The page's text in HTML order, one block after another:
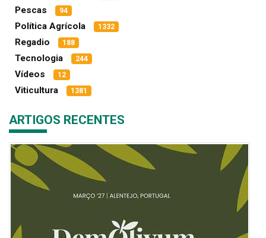
Pescas 94
Política Agrícola 1332
Regadio 188
Tecnologia 244
Vídeos 12
Viticultura 1381
ARTIGOS RECENTES